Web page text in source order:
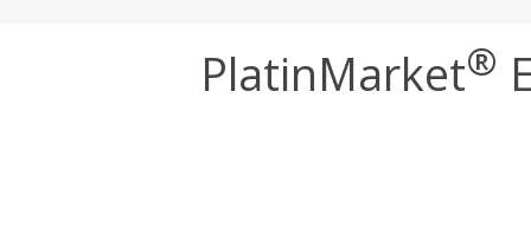
PlatinMarket®